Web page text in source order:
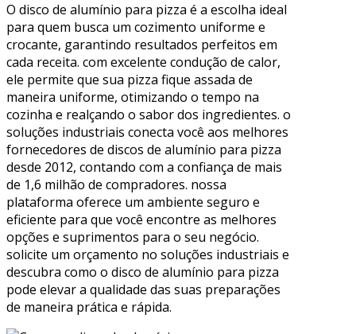
O disco de alumínio para pizza é a escolha ideal
para quem busca um cozimento uniforme e
crocante, garantindo resultados perfeitos em
cada receita. com excelente condução de calor,
ele permite que sua pizza fique assada de
maneira uniforme, otimizando o tempo na
cozinha e realçando o sabor dos ingredientes. o
soluções industriais conecta você aos melhores
fornecedores de discos de alumínio para pizza
desde 2012, contando com a confiança de mais
de 1,6 milhão de compradores. nossa
plataforma oferece um ambiente seguro e
eficiente para que você encontre as melhores
opções e suprimentos para o seu negócio.
solicite um orçamento no soluções industriais e
descubra como o disco de alumínio para pizza
pode elevar a qualidade das suas preparações
de maneira prática e rápida.